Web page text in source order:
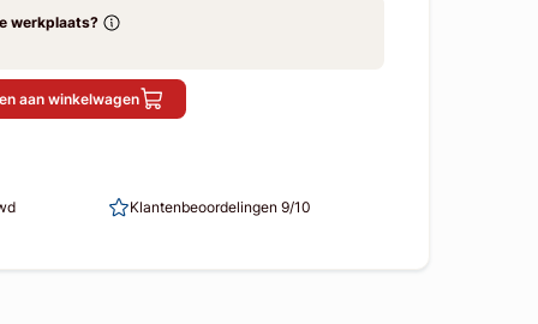
werkplaats?
aan winkelwagen
Klantenbeoordelingen 9/10